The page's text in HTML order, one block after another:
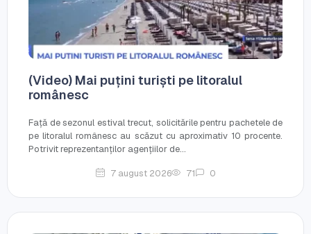
(Video) Mai puțini turiști pe litoralul
românesc
Față de sezonul estival trecut, solicitările pentru pachetele de
pe litoralul românesc au scăzut cu aproximativ 10 procente.
Potrivit reprezentanților agențiilor de...
7 august 2026 71 0